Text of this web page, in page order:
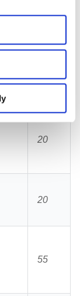
50
20
20
55